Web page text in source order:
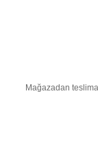
Mağazadan